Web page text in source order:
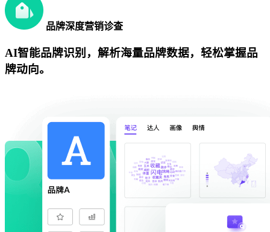
品牌深度营销诊查
AI智能品牌识别，解析海量品牌数据，轻松掌握品
牌动向。